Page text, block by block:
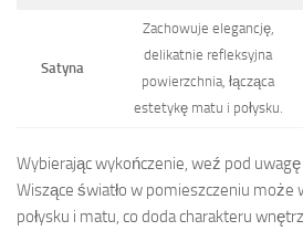
Satyna
Zachowuje elegancję,
delikatnie refleksyjna
powierzchnia, łącząca
estetykę matu i połysku.
Wybierając wykończenie, weź pod
Wiszące światło w pomieszczeniu może
połysku i matu, co doda charakteru